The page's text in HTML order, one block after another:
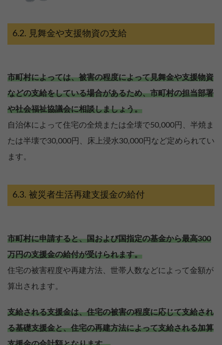
見舞金や支援物資の支給
市町村によっては、被害の程度によって見舞金や支援物資
などの支給をしている場合があるため、市町村の担当部署
や社会福祉協議会に相談しましょう。
自治体によって住宅の全焼または全壊で50,000円、半焼ま
たは半壊で30,000円、床上浸水30,000円など定められてい
ます。
被災者生活再建支援金の給付
市町村に申請すると、国および国指定の基金から最高300
万円の支援金の給付が受けられます。
住宅の被害程度や再建方法、世帯人数などによって金額が
算出されます。
支給される支援金は、住宅の被害の程度に応じて支給され
る基礎支援金と、住宅の再建方法によって支給される加算